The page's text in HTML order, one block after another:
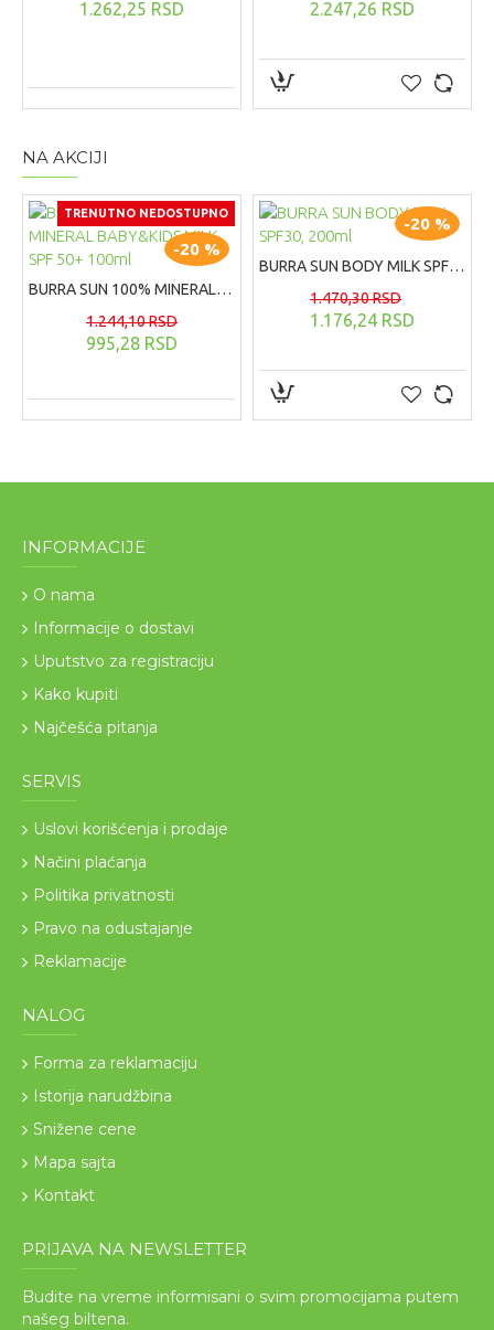
1.262,25 RSD 2.247,26 RSD
NA AKCIJI
TRENUTNO NEDOSTUPNO
-20 %
BURRA SUN 100% MINERAL BABY&KIDS MILK SPF 50+ 100ml
995,28 RSD
1.244,10 RSD
-20 %
BURRA SUN BODY MILK SPF30, 200ml
1.176,24 RSD
1.470,30 RSD
INFORMACIJE
O nama
Informacije o dostavi
Uputstvo za registraciju
Kako kupiti
Najčešća pitanja
SERVIS
Uslovi korišćenja i prodaje
Načini plaćanja
Politika privatnosti
Pravo na odustajanje
Reklamacije
NALOG
Forma za reklamaciju
Istorija narudžbina
Snižene cene
Mapa sajta
Kontakt
PRIJAVA NA NEWSLETTER
Budite na vreme informisani o svim promocijama putem
našeg biltena.